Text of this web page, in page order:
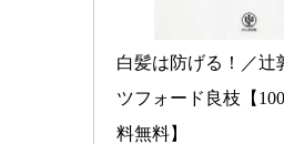
白髪は防げる！／辻
ツフォード良枝【
料無料】